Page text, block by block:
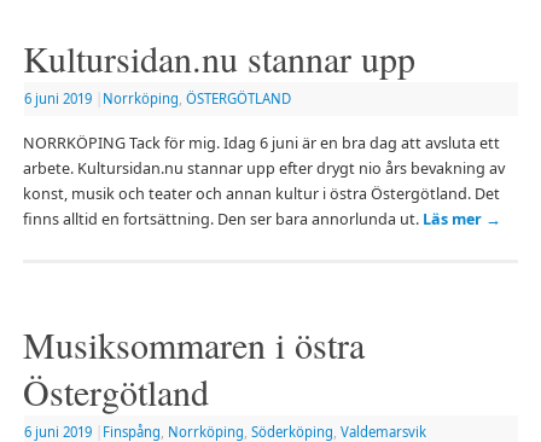
Kultursidan.nu stannar upp
6 juni 2019 Norrköping ÖSTERGÖTLAND
NORRKÖPING Tack för mig. Idag 6 juni är en bra dag att avsluta ett
arbete. Kultursidan.nu stannar upp efter drygt nio års bevakning av
konst, musik och teater och annan kultur i östra Östergötland. Det
finns alltid en fortsättning. Den ser bara annorlunda ut. Läs mer →
Musiksommaren i östra
Östergötland
6 juni 2019 Finspång Norrköping Söderköping Valdemarsvik